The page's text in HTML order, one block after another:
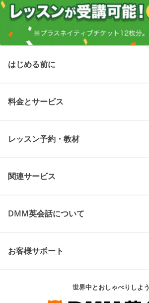
はじめる前に
料金とサービス
レッスン予約・教材
関連サービス
DMM英会話について
お客様サポート
世界中とおしゃべりしよう